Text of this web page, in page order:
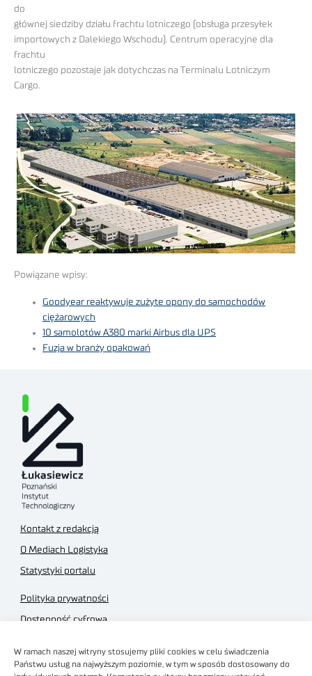
W ramach naszej witryny stosujemy pliki cookies w celu świadczenia
Państwu usług na najwyższym poziomie, w tym w sposób dostosowany do
do
głównej siedziby działu frachtu lotniczego (obsługa przesyłek
importowych z Dalekiego Wschodu). Centrum operacyjne dla
frachtu
lotniczego pozostaje jak dotychczas na Terminalu Lotniczym
Cargo.
Powiązane wpisy:
Goodyear reaktywuje zużyte opony do samochodów
ciężarowych
10 samolotów A380 marki Airbus dla UPS
Fuzja w branży opakowań
Kontakt z redakcją
O Mediach Logistyka
Statystyki portalu
Polityka prywatności
Dostępność cyfrowa
Regulamin sklepu